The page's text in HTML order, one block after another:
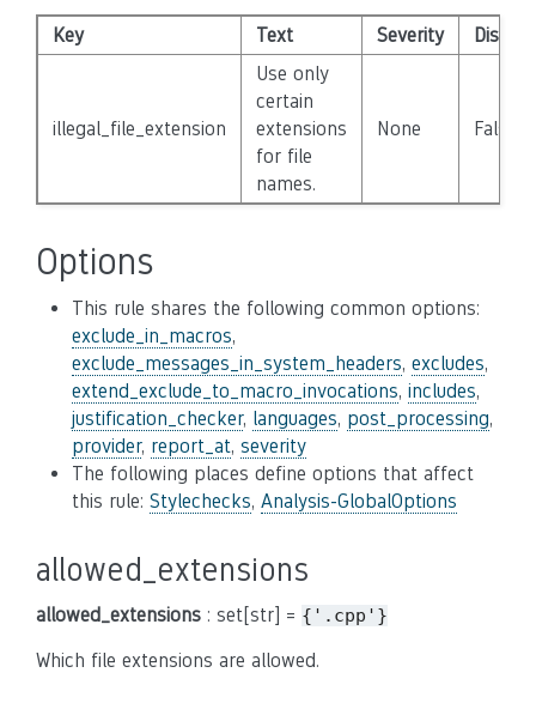
Key Text Severity
illegal_file_extension
Use only
certain
extensions
for file
names.
None False
Options
This rule shares the following common options:
exclude_in_macros,
exclude_messages_in_system_headers, excludes,
extend_exclude_to_macro_invocations, includes,
justification_checker, languages, post_processing,
provider, report_at, severity
The following places define options that affect
this rule: Stylechecks, Analysis-GlobalOptions
allowed_extensions
allowed_extensions : set[str] = {'.cpp'}
Which file extensions are allowed.